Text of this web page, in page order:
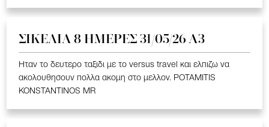
ΣΙΚΕΛΙΑ 8 ΗΜΕΡΕΣ 31/05/26 Α3
Ηταν το δευτερο ταξιδι με το versus travel και ελπιζω να
ακολουθησουν πολλα ακομη στο μελλον. POTAMITIS
KONSTANTINOS MR